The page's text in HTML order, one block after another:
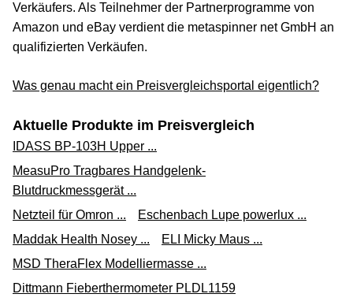
Verkäufers. Als Teilnehmer der Partnerprogramme von
Amazon und eBay verdient die metaspinner net GmbH an
qualifizierten Verkäufen.
Was genau macht ein Preisvergleichsportal eigentlich?
Aktuelle Produkte im Preisvergleich
IDASS BP-103H Upper ...
MeasuPro Tragbares Handgelenk-
Blutdruckmessgerät ...
Netzteil für Omron ...
Eschenbach Lupe powerlux ...
Maddak Health Nosey ...
ELI Micky Maus ...
MSD TheraFlex Modelliermasse ...
Dittmann Fieberthermometer PLDL1159